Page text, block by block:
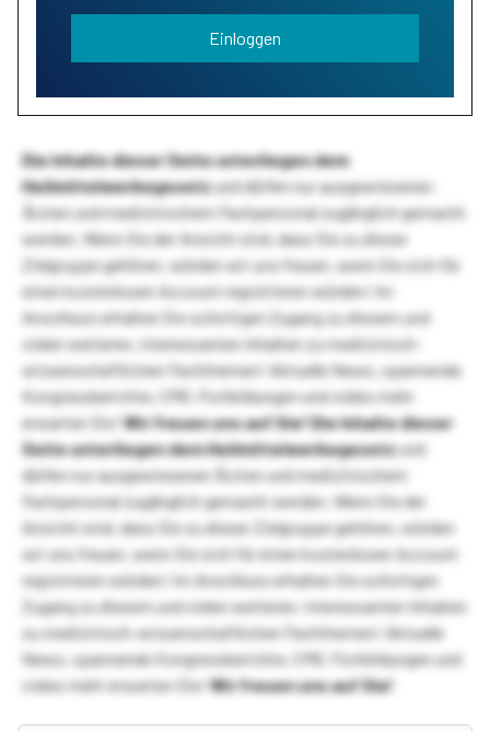
Einloggen
Die Inhalte dieser Seite unterliegen dem
Heilmittelwerbegesetzund dürfen nur ausgewiesenen
Ärzten und medizinischem Fachpersonal zugänglich gemacht
werden. Wenn Sie der Ansicht sind, dass Sie zu dieser
Zielgruppe gehören, würden wir uns freuen, wenn Sie sich für
einen kostenlosen Account registrieren würden! Im
Anschluss erhalten Sie sofortigen Zugang zu diesem und
vielen weiteren, interessanten Inhalten zu medizinisch-
wissenschaftlichen Fachthemen! Aktuelle News, spannende
Kongressberichte, CME-Fortbildungen und vieles mehr
erwarten Sie!Wir freuen uns auf Sie!Die Inhalte dieser
Seite unterliegen dem Heilmittelwerbegesetzund
dürfen nur ausgewiesenen Ärzten und medizinischem
Fachpersonal zugänglich gemacht werden. Wenn Sie der
Ansicht sind, dass Sie zu dieser Zielgruppe gehören, würden
wir uns freuen, wenn Sie sich für einen kostenlosen Account
registrieren würden! Im Anschluss erhalten Sie sofortigen
Zugang zu diesem und vielen weiteren, interessanten Inhalten
zu medizinisch-wissenschaftlichen Fachthemen! Aktuelle
News, spannende Kongressberichte, CME-Fortbildungen und
vieles mehr erwarten Sie!Wir freuen uns auf Sie!